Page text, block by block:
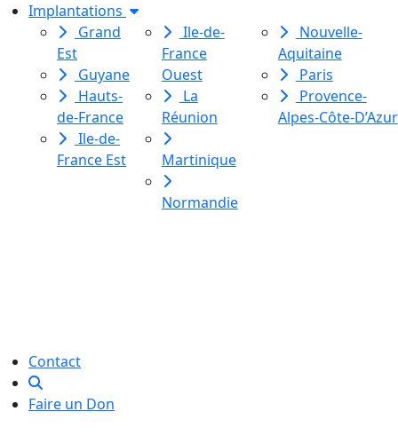
Implantations
Grand
Est
Guyane
Hauts-
de-France
Ile-de-
France Est
Ile-de-
France
Ouest
La
Réunion
Martinique
Normandie
Nouvelle-
Aquitaine
Paris
Provence-
Alpes-Côte-D’Azur
Contact
Faire un Don